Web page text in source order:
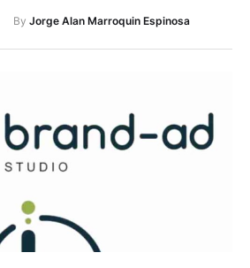
By Jorge Alan Marroquin Espinosa